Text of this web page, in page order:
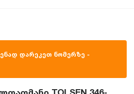
დარეკეთ ნომერზე -